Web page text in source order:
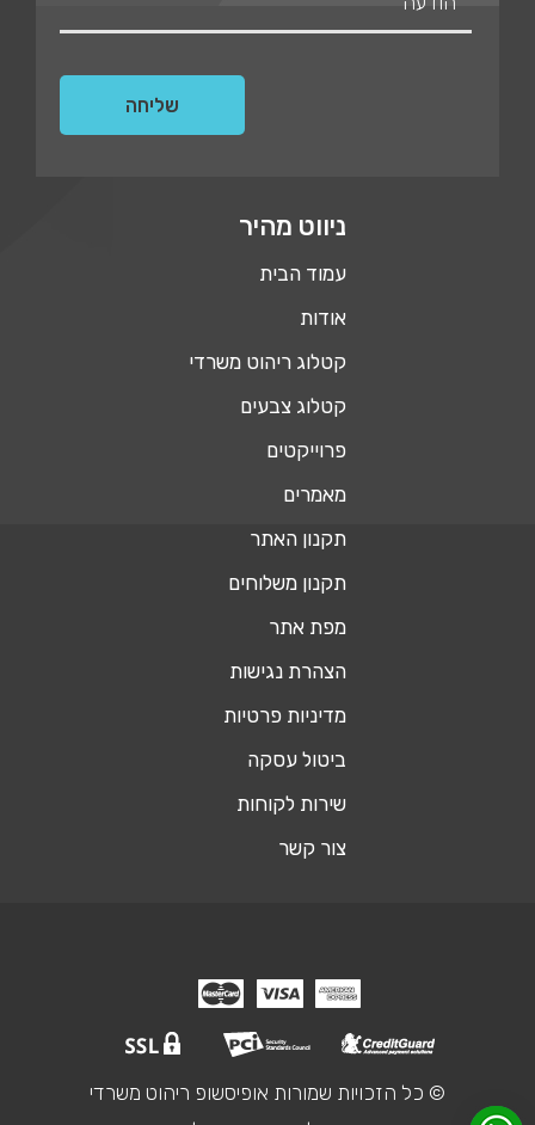
ניווט מהיר
עמוד הבית
אודות
קטלוג ריהוט משרדי
קטלוג צבעים
פרוייקטים
מאמרים
תקנון האתר
תקנון משלוחים
מפת אתר
הצהרת נגישות
מדיניות פרטיות
ביטול עסקה
שירות לקוחות
צור קשר
© כל הזכויות שמורות אופיסשופ ריהוט משרדי